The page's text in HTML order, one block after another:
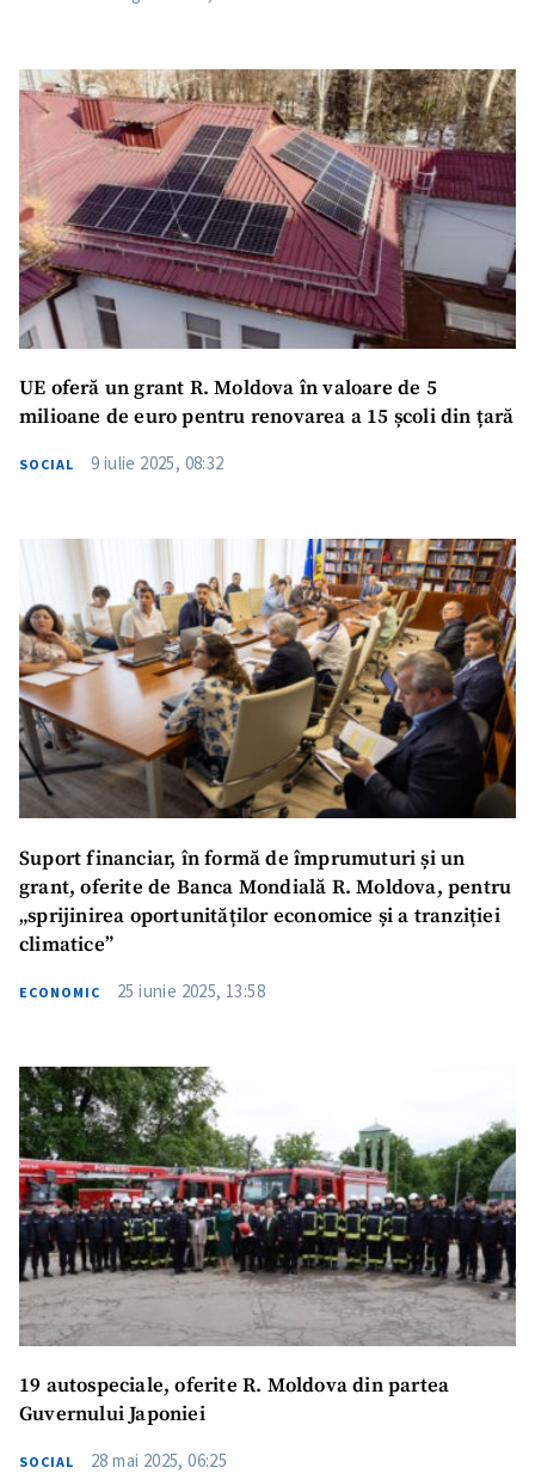
Trimite o informație
Despre ZdG
in English
на русском
UE oferă un grant R. Moldova în valoare de 5
milioane de euro pentru renovarea a 15 școli din țară
SOCIAL 9 iulie 2025, 08:32
Suport financiar, în formă de împrumuturi și un
grant, oferite de Banca Mondială R. Moldova, pentru
„sprijinirea oportunităților economice și a tranziției
climatice”
ECONOMIC 25 iunie 2025, 13:58
19 autospeciale, oferite R. Moldova din partea
Guvernului Japoniei
SOCIAL 28 mai 2025, 06:25